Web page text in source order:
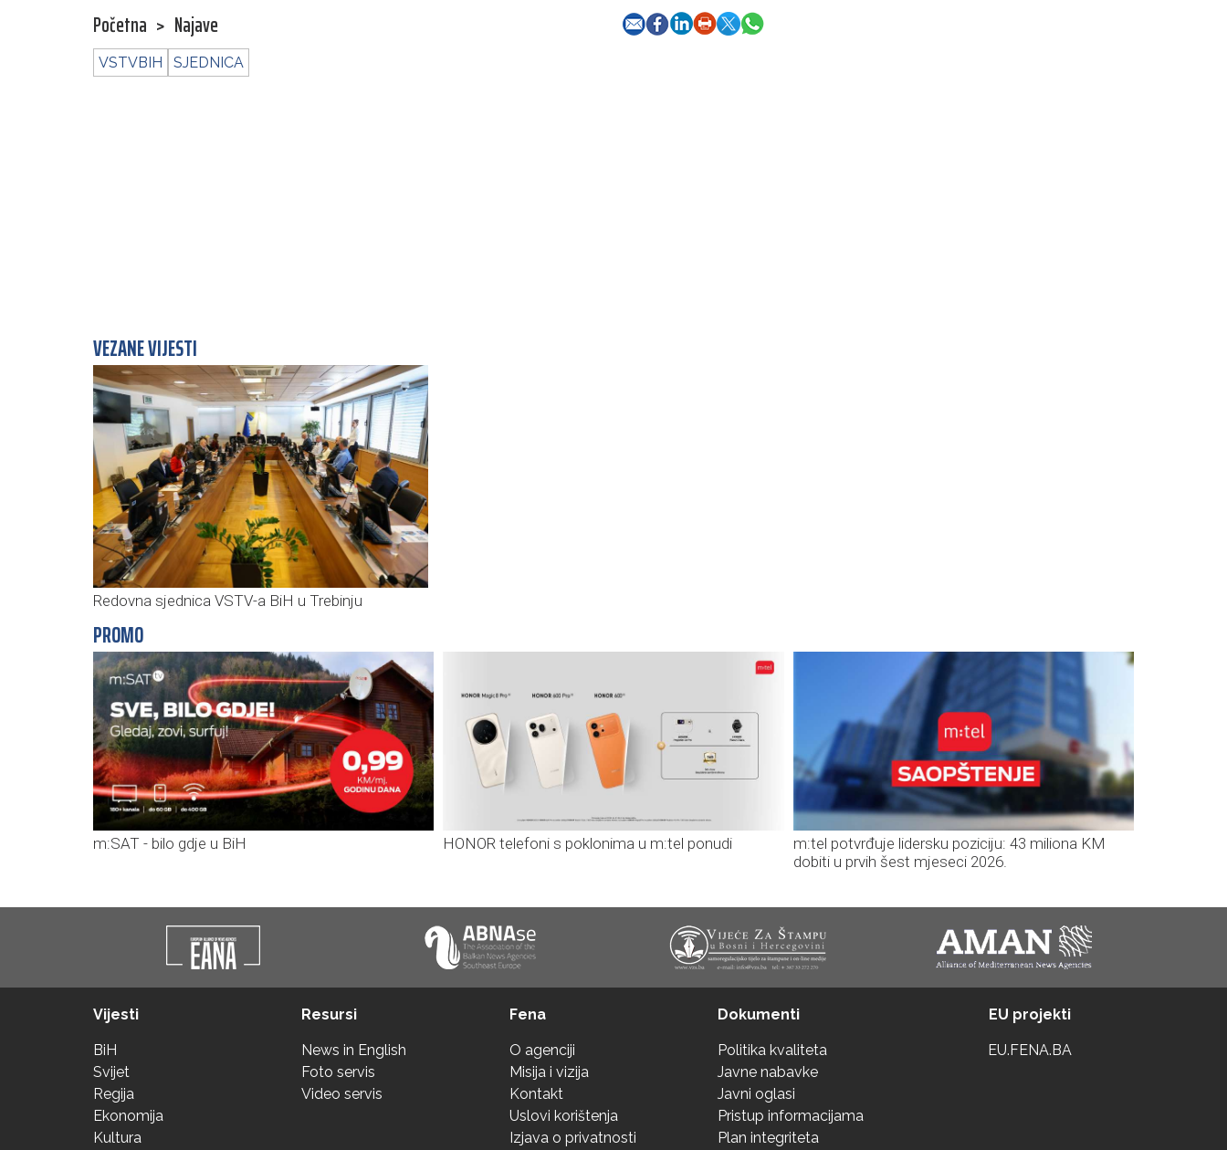
Početna > Najave
VSTVBIH SJEDNICA
VEZANE VIJESTI
Redovna sjednica VSTV-a BiH u Trebinju
PROMO
m:SAT - bilo gdje u BiH HONOR telefoni s poklonima u m:tel ponudi
m:tel potvrđuje lidersku poziciju: 43 miliona KM
dobiti u prvih šest mjeseci 2026.
Vijesti
BiH
Svijet
Regija
Ekonomija
Kultura
Resursi
News in English
Foto servis
Video servis
Fena
O agenciji
Misija i vizija
Kontakt
Uslovi korištenja
Izjava o privatnosti
Dokumenti
Politika kvaliteta
Javne nabavke
Javni oglasi
Pristup informacijama
Plan integriteta
EU projekti
EU.FENA.BA